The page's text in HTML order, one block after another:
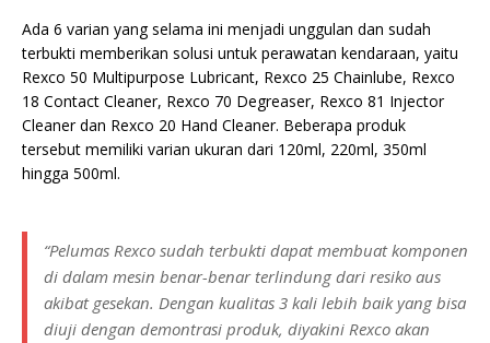
Ada 6 varian yang selama ini menjadi unggulan dan sudah
terbukti memberikan solusi untuk perawatan kendaraan, yaitu
Rexco 50 Multipurpose Lubricant, Rexco 25 Chainlube, Rexco
18 Contact Cleaner, Rexco 70 Degreaser, Rexco 81 Injector
Cleaner dan Rexco 20 Hand Cleaner. Beberapa produk
tersebut memiliki varian ukuran dari 120ml, 220ml, 350ml
hingga 500ml.
“Pelumas Rexco sudah terbukti dapat membuat komponen
di dalam mesin benar-benar terlindung dari resiko aus
akibat gesekan. Dengan kualitas 3 kali lebih baik yang bisa
diuji dengan demontrasi produk, diyakini Rexco akan